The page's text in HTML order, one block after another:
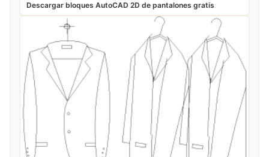
Descargar bloques AutoCAD 2D de pantalones gratis